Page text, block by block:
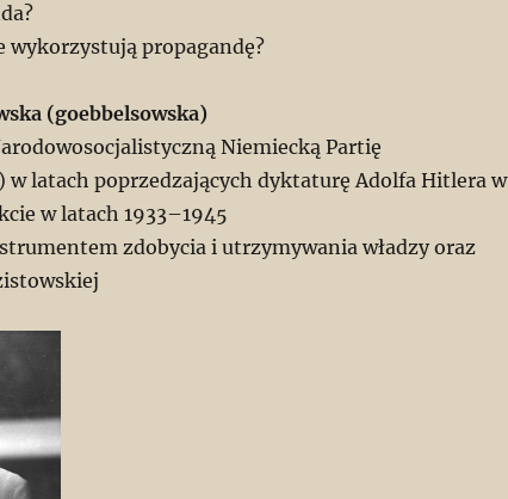
wykorzystują propagandę?
(goebbelsowska)
Niemiecką Partię
w latach poprzedzających dyktaturę Adolfa Hitlera w
w latach 1933–1945
zdobycia i utrzymywania władzy oraz